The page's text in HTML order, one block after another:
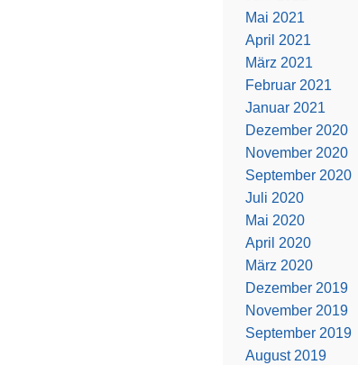
Mai 2021
April 2021
März 2021
Februar 2021
Januar 2021
Dezember 2020
November 2020
September 2020
Juli 2020
Mai 2020
April 2020
März 2020
Dezember 2019
November 2019
September 2019
August 2019